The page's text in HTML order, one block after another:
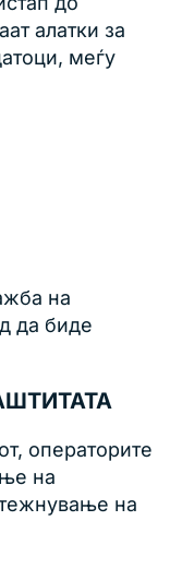
алатки за
меѓу
на
да биде
операторите
на
на